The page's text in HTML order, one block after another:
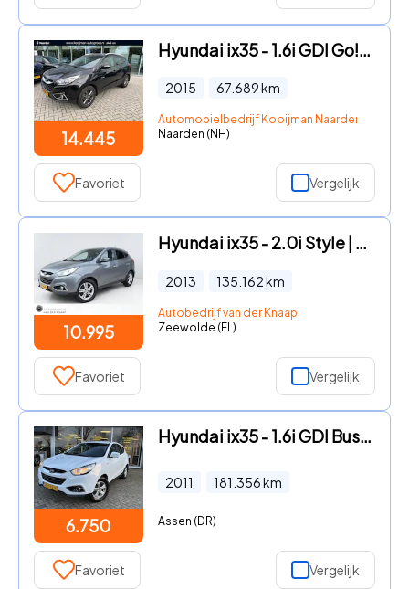
14.445
Hyundai ix35 - 1.6i GDI Go! Trekhaak|1e eigenaar
2015 67.689km
Automobielbedrijf Kooijman Naarden B.V.
Naarden (NH)
Favoriet Vergelijk
10.995
Hyundai ix35 - 2.0i Style | Cruise | Clima | Keyless start+entry | PDC | Ha
2013 135.162km
Autobedrijf van der Knaap
Zeewolde (FL)
Favoriet Vergelijk
6.750
Hyundai ix35 - 1.6i GDI Business Edition Stoelverwarming/Airco
2011 181.356km
Assen (DR)
Favoriet Vergelijk